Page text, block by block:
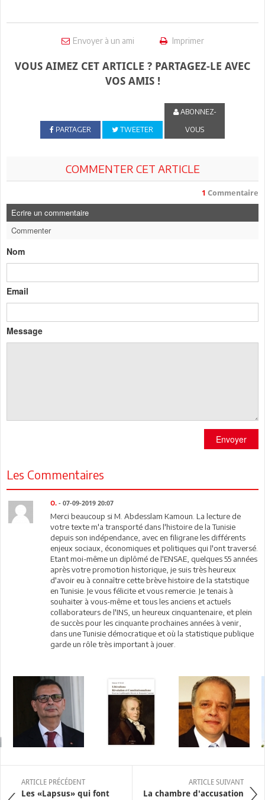
Envoyer à un ami Imprimer
VOUS AIMEZ CET ARTICLE ? PARTAGEZ-LE AVEC
VOS AMIS !
PARTAGER TWEETER
ABONNEZ-
VOUS
COMMENTER CET ARTICLE
1 Commentaire
Ecrire un commentaire
Commenter
Nom
Email
Message
Envoyer
Les Commentaires
O. - 07-09-2019 20:07
Merci beaucoup si M. Abdesslam Kamoun. La lecture de
votre texte m'a transporté dans l'histoire de la Tunisie
depuis son indépendance, avec en filigrane les différents
enjeux sociaux, économiques et politiques qui l'ont traversé.
Etant moi-même un diplômé de l'ENSAE, quelques 55 années
après votre promotion historique, je suis très heureux
d'avoir eu à connaître cette brève histoire de la statstique
en Tunisie. Je vous félicite et vous remercie. Je tenais à
souhaiter à vous-même et tous les anciens et actuels
collaborateurs de l'INS, un heureux cinquantenaire, et plein
de succès pour les cinquante prochaines années à venir,
dans une Tunisie démocratique et où la statistique publique
garde un rôle très important à jouer.
ARTICLE PRÉCÉDENT
Les «Lapsus» qui font
ARTICLE SUIVANT
La chambre d'accusation